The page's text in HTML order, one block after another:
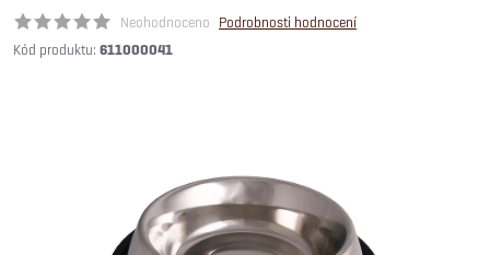
Neohodnoceno
Podrobnosti hodnocení
Kód produktu: 611000041